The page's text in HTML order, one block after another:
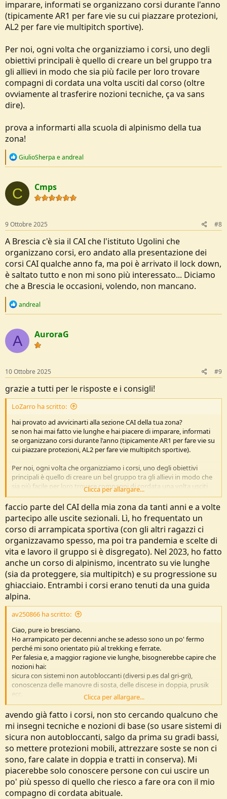
imparare, informati se organizzano corsi durante l'anno
(tipicamente AR1 per fare vie su cui piazzare protezioni,
AL2 per fare vie multipitch sportive).
Per noi, ogni volta che organizziamo i corsi, uno degli
obiettivi principali è quello di creare un bel gruppo tra
gli allievi in modo che sia più facile per loro trovare
compagni di cordata una volta usciti dal corso (oltre
ovviamente al trasferire nozioni tecniche, ça va sans
dire).
prova a informarti alla scuola di alpinismo della tua
zona!
R
c
t
i
o
s
:
GiulioSherpa eandreal
C Cmps
9 Ottobre 2025 #8
A Brescia c'è sia il CAI che l'istituto Ugolini che
organizzano corsi, ero andato alla presentazione dei
corsi CAI qualche anno fa, ma poi è arrivato il lock down,
è saltato tutto e non mi sono più interessato... Diciamo
che a Brescia le occasioni, volendo, non mancano.
R
c
t
i
o
s
:
andreal
A AuroraG
10 Ottobre 2025 #9
grazie a tutti per le risposte e i consigli!
LoZarro ha scritto:
hai provato ad avvicinarti alla sezione CAI della tua zona?
se non hai mai fatto vie lunghe e hai piacere di imparare, informati
se organizzano corsi durante l'anno (tipicamente AR1 per fare vie su
cui piazzare protezioni, AL2 per fare vie multipitch sportive).
Per noi, ogni volta che organizziamo i corsi, uno degli obiettivi
principali è quello di creare un bel gruppo tra gli allievi in modo che
sia più facile per loro trovare compagni di cordata una volta usciti
dal corso (oltre ovviamente al trasferire nozioni tecniche, ça va sans
dire).
prova a informarti alla scuola di alpinismo della tua zona!
Clicca per allargare...
faccio parte del CAI della mia zona da tanti anni e a volte
partecipo alle uscite sezionali. Lì, ho frequentato un
corso di arrampicata sportiva (con gli altri ragazzi ci
organizzavamo spesso, ma poi tra pandemia e scelte di
vita e lavoro il gruppo si è disgregato). Nel 2023, ho fatto
anche un corso di alpinismo, incentrato su vie lunghe
(sia da proteggere, sia multipitch) e su progressione su
ghiacciaio. Entrambi i corsi erano tenuti da una guida
alpina.
av250866 ha scritto:
Ciao, pure io bresciano.
Ho arrampicato per decenni anche se adesso sono un po' fermo
perché mi sono orientato più al trekking e ferrate.
Per falesia e, a maggior ragione vie lunghe, bisognerebbe capire che
nozioni hai:
sicura con sistemi non autobloccanti (diversi p.es dal gri-gri),
conoscenza delle manovre di sosta, delle discese in doppia, prusik
ecc.
Ovvero: stai cercando qualcuno con cui fare vie e quanto sopra già
lo sai, o qualcuno che ti insegni la tecnica di base? Anche a livello di
responsabilità sono due cose parecchio differenti.
Clicca per allargare...
avendo già fatto i corsi, non sto cercando qualcuno che
mi insegni tecniche e nozioni di base (so usare sistemi di
sicura non autobloccanti, salgo da prima su gradi bassi,
so mettere protezioni mobili, attrezzare soste se non ci
sono, fare calate in doppia e tratti in conserva). Mi
piacerebbe solo conoscere persone con cui uscire un
po' più spesso di quello che riesco a fare ora con il mio
compagno di cordata abituale.